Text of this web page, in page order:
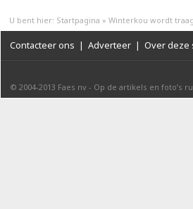
U bent hier: Startpagina » Winterkou wordt
Contacteer ons | Adverteer | Over deze
© 2004-2013 Faes nv - Op de artikels en foto’s